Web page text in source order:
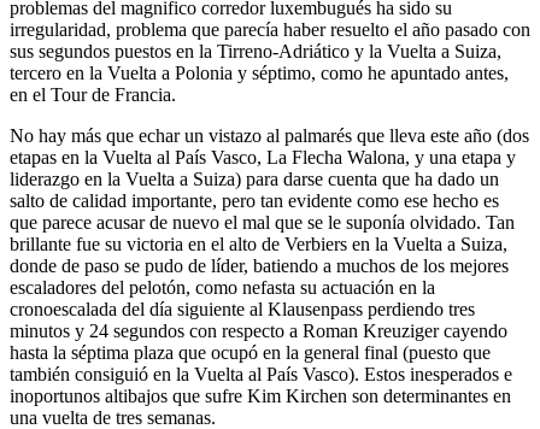
problemas del magnifico corredor luxembugués ha sido su
irregularidad, problema que parecía haber resuelto el año pasado con
sus segundos puestos en la Tirreno-Adriático y la Vuelta a Suiza,
tercero en la Vuelta a Polonia y séptimo, como he apuntado antes,
en el Tour de Francia.
No hay más que echar un vistazo al palmarés que lleva este año (dos
etapas en la Vuelta al País Vasco, La Flecha Walona, y una etapa y
liderazgo en la Vuelta a Suiza) para darse cuenta que ha dado un
salto de calidad importante, pero tan evidente como ese hecho es
que parece acusar de nuevo el mal que se le suponía olvidado. Tan
brillante fue su victoria en el alto de Verbiers en la Vuelta a Suiza,
donde de paso se pudo de líder, batiendo a muchos de los mejores
escaladores del pelotón, como nefasta su actuación en la
cronoescalada del día siguiente al Klausenpass perdiendo tres
minutos y 24 segundos con respecto a Roman Kreuziger cayendo
hasta la séptima plaza que ocupó en la general final (puesto que
también consiguió en la Vuelta al País Vasco). Estos inesperados e
inoportunos altibajos que sufre Kim Kirchen son determinantes en
una vuelta de tres semanas.